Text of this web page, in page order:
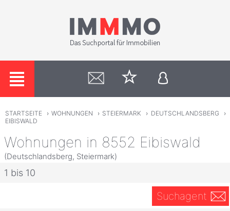
STARTSEITE › WOHNUNGEN › STEIERMARK › DEUTSCHLANDSBERG
›
EIBISWALD
Wohnungen in 8552 Eibiswald
(Deutschlandsberg, Steiermark)
1 bis 10
Suchagent